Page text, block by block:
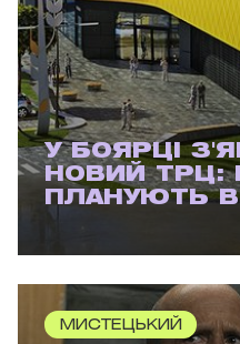
У БОЯРЦІ
НОВИЙ ТРЦ:
ПЛАНУЮТЬ
МИСТЕЦЬКИЙ